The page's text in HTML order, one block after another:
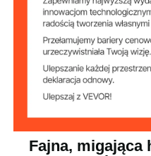
Zalecany wiek od
Średnica koła
Materiał kół
Materiał siedziska
Fajna, migająca